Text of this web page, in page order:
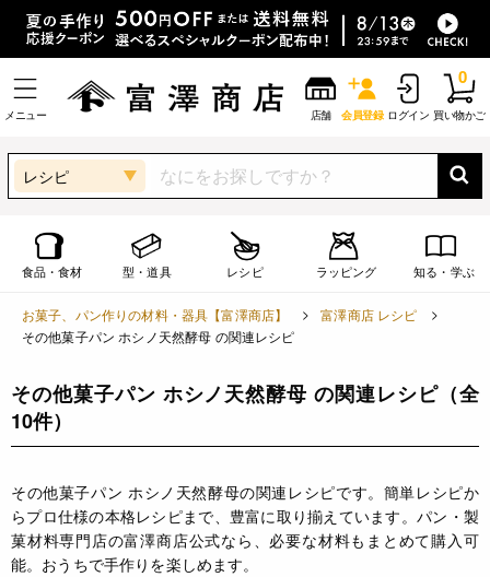
メニュー 店舗 会員登録 ログイン 買い物かご
0
レシピ
食品・食材 型・道具 レシピ ラッピング 知る・学ぶ
お菓子、パン作りの材料・器具【富澤商店】
富澤商店 レシピ
その他菓子パン ホシノ天然酵母 の関連レシピ
その他菓子パン ホシノ天然酵母 の関連レシピ（全
10件）
その他菓子パン ホシノ天然酵母の関連レシピです。簡単レシピか
らプロ仕様の本格レシピまで、豊富に取り揃えています。パン・製
菓材料専門店の富澤商店公式なら、必要な材料もまとめて購入可
能。おうちで手作りを楽しめます。